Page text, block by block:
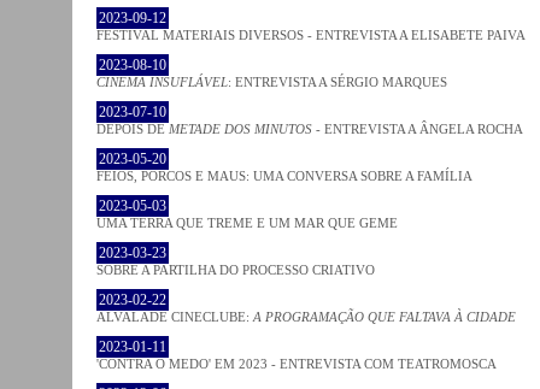
2023-09-12
FESTIVAL MATERIAIS DIVERSOS - ENTREVISTA A ELISABETE PAIVA
2023-08-10
CINEMA INSUFLÁVEL: ENTREVISTA A SÉRGIO MARQUES
2023-07-10
DEPOIS DE METADE DOS MINUTOS - ENTREVISTA A ÂNGELA ROCHA
2023-05-20
FEIOS, PORCOS E MAUS: UMA CONVERSA SOBRE A FAMÍLIA
2023-05-03
UMA TERRA QUE TREME E UM MAR QUE GEME
2023-03-23
SOBRE A PARTILHA DO PROCESSO CRIATIVO
2023-02-22
ALVALADE CINECLUBE: A PROGRAMAÇÃO QUE FALTAVA À CIDADE
2023-01-11
'CONTRA O MEDO' EM 2023 - ENTREVISTA COM TEATROMOSCA